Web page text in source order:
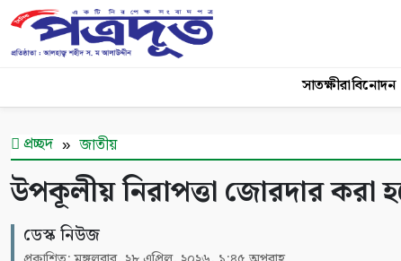
সাতক্ষীরাবিনোদন
প্রচ্ছদ জাতীয়
উপকূলীয় নিরাপত্তা জোরদার করা হবে:
ডেস্ক নিউজ